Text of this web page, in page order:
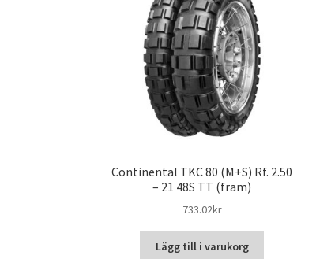
Continental TKC 80 (M+S) Rf. 2.50
– 21 48S TT (fram)
733.02kr
Lägg till i varukorg